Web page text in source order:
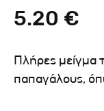
5.20 €
Πλήρες μείγμα
παπαγάλους,